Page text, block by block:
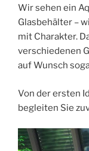
Wir sehen ein
Glasbehälter –
mit Charakter.
verschiedenen
auf Wunsch
Von der ersten
begleiten Sie